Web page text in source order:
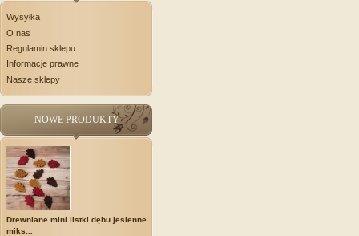
Wysyłka
O nas
Regulamin sklepu
Informacje prawne
Nasze sklepy
NOWE PRODUKTY
Drewniane mini listki dębu jesienne
miks...